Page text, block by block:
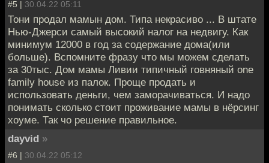
#5 | 30.04.22 05:11
Тони продал мамын дом. Типа некрасиво ... В штате
Нью-Джерси самый высокий налог на недвигу. Как
минимум 12000 в год за содержание дома(или
больше). Вспомните фразу что мы можем сделать
за 30тыс. Дом мамы Ливии типичный говняный one
family house из палок. Проще продать и
использовать деньги, чем заморачиваться. И надо
понимать сколько стоит проживание мамы в нёрсинг
хоуме. Так чо решение правильное.
dayvid »
#6 | 30.04.22 05:12